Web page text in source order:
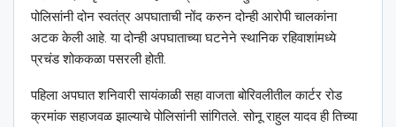
पोलिसांनी दोन स्वतंत्र अपघाताची नोंद करुन दोन्ही आरोपी चालकांना
अटक केली आहे. या दोन्ही अपघाताच्या घटनेने स्थानिक रहिवाशांमध्ये
प्रचंड शोककळा पसरली होती.
पहिला अपघात शनिवारी सायंकाळी सहा वाजता बोरिवलीतील कार्टर रोड
क्रमांक सहाजवळ झाल्याचे पोलिसांनी सांगितले. सोनू राहुल यादव ही तिच्या